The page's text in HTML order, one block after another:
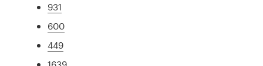
931
600
449